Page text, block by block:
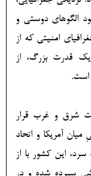
الگوهای دوستی و
امنیتی که از
قدرت بزرگ، از
است.
شرق و غرب قرار
آمریکا و اتحاد
این کشور با از